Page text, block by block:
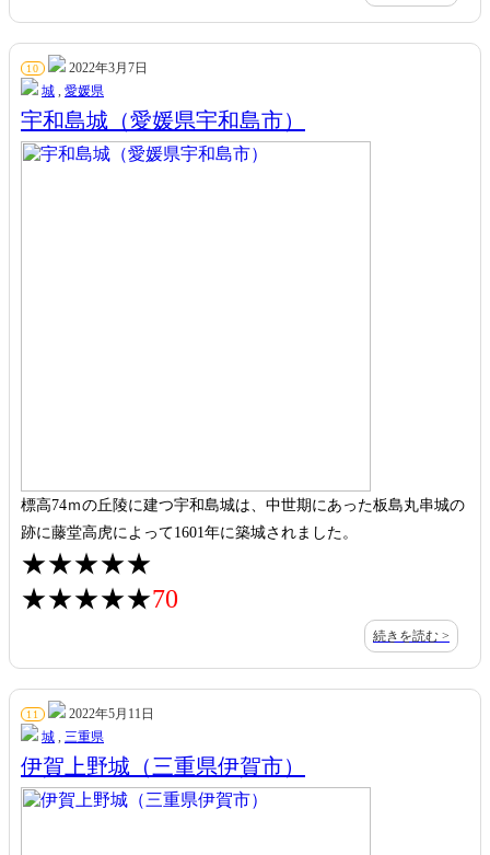
10
2022年3月7日
城 , 愛媛県
宇和島城（愛媛県宇和島市）
標高74ｍの丘陵に建つ宇和島城は、中世期にあった板島丸串城の
跡に藤堂高虎によって1601年に築城されました。
★★★★★
★★★★★70
続きを読む >
11
2022年5月11日
城 , 三重県
伊賀上野城（三重県伊賀市）